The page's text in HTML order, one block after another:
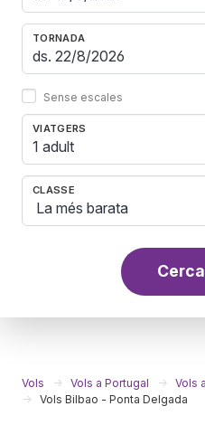
TORNADA
Sense escales
VIATGERS
1 adult
CLASSE
Vols Vols a Portugal
Vols
Vols Bilbao - Ponta Delgada